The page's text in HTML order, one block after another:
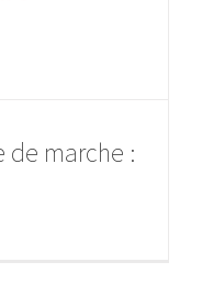
de marche :